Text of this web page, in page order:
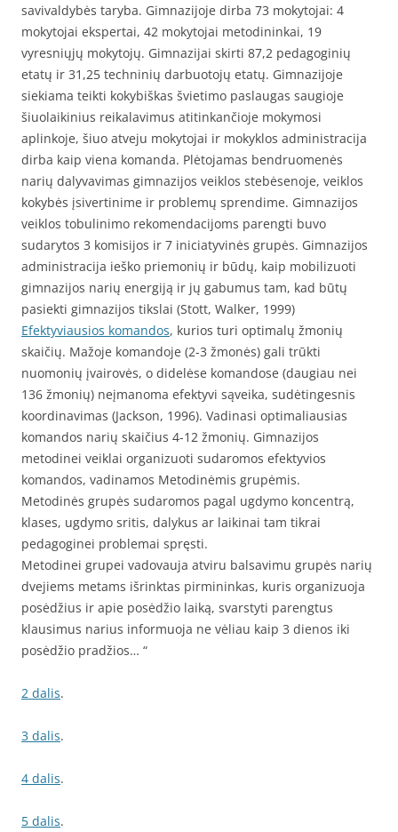
savivaldybės taryba. Gimnazijoje dirba 73 mokytojai: 4
mokytojai ekspertai, 42 mokytojai metodininkai, 19
vyresniųjų mokytojų. Gimnazijai skirti 87,2 pedagoginių
etatų ir 31,25 techninių darbuotojų etatų. Gimnazijoje
siekiama teikti kokybiškas švietimo paslaugas saugioje
šiuolaikinius reikalavimus atitinkančioje mokymosi
aplinkoje, šiuo atveju mokytojai ir mokyklos administracija
dirba kaip viena komanda. Plėtojamas bendruomenės
narių dalyvavimas gimnazijos veiklos stebėsenoje, veiklos
kokybės įsivertinime ir problemų sprendime. Gimnazijos
veiklos tobulinimo rekomendacijoms parengti buvo
sudarytos 3 komisijos ir 7 iniciatyvinės grupės. Gimnazijos
administracija ieško priemonių ir būdų, kaip mobilizuoti
gimnazijos narių energiją ir jų gabumus tam, kad būtų
pasiekti gimnazijos tikslai (Stott, Walker, 1999)
Efektyviausios komandos, kurios turi optimalų žmonių
skaičių. Mažoje komandoje (2-3 žmonės) gali trūkti
nuomonių įvairovės, o didelėse komandose (daugiau nei
136 žmonių) neįmanoma efektyvi sąveika, sudėtingesnis
koordinavimas (Jackson, 1996). Vadinasi optimaliausias
komandos narių skaičius 4-12 žmonių. Gimnazijos
metodinei veiklai organizuoti sudaromos efektyvios
komandos, vadinamos Metodinėmis grupėmis.
Metodinės grupės sudaromos pagal ugdymo koncentrą,
klases, ugdymo sritis, dalykus ar laikinai tam tikrai
pedagoginei problemai spręsti.
Metodinei grupei vadovauja atviru balsavimu grupės narių
dvejiems metams išrinktas pirmininkas, kuris organizuoja
posėdžius ir apie posėdžio laiką, svarstyti parengtus
klausimus narius informuoja ne vėliau kaip 3 dienos iki
posėdžio pradžios… “
2 dalis.
3 dalis.
4 dalis.
5 dalis.